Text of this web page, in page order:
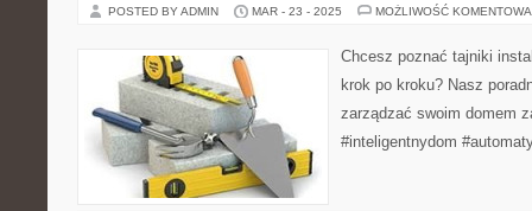
POSTED BY ADMIN MAR - 23 - 2025 MOŻLIWOŚĆ
Chcesz poznać tajniki
krok po kroku? Nasz
zarządzać swoim domem
#inteligentnydom